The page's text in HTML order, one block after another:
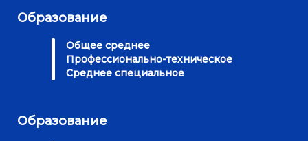
Образование
Общее среднее
Профессионально-техническое
Среднее специальное
Образование